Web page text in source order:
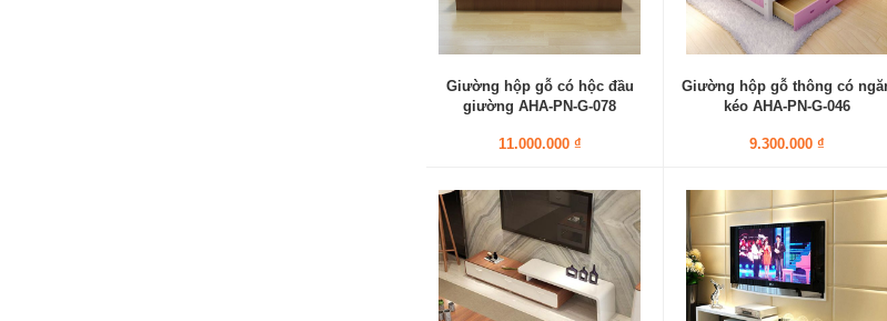
Giường hộp gỗ có hộc đầu
giường AHA-PN-G-078
11.000.000 ₫
Giường hộp gỗ thông có
kéo AHA-PN-G-046
9.300.000 ₫